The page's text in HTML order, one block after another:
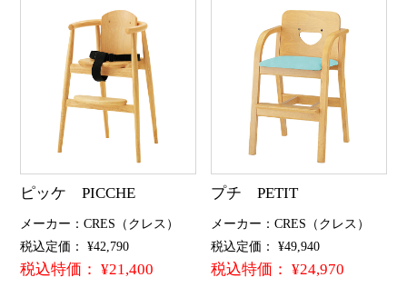
ピッケ PICCHE
メーカー：CRES（クレス）
税込定価： ¥42,790
税込特価： ¥21,400
プチ PETIT
メーカー：CRES（クレス）
税込定価： ¥49,940
税込特価： ¥24,970